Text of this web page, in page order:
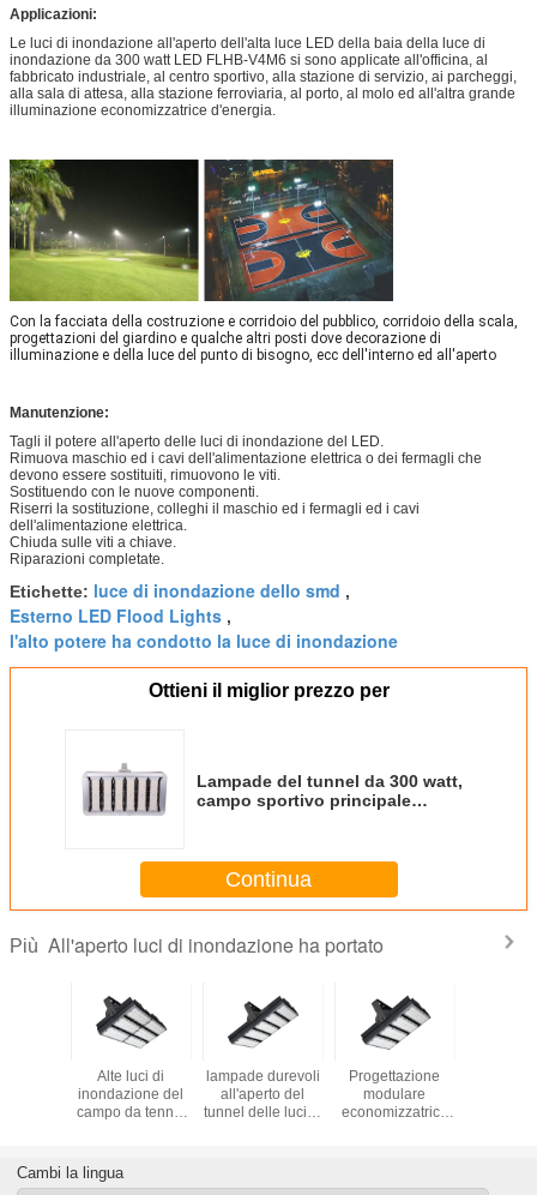
Applicazioni:
Le luci di inondazione all'aperto dell'alta luce LED della baia della luce di
inondazione da 300 watt LED FLHB-V4M6 si sono applicate all'officina, al
fabbricato industriale, al centro sportivo, alla stazione di servizio, ai parcheggi,
alla sala di attesa, alla stazione ferroviaria, al porto, al molo ed all'altra grande
illuminazione economizzatrice d'energia.
Con la facciata della costruzione e corridoio del pubblico, corridoio della scala,
progettazioni del giardino e qualche altri posti dove decorazione di
illuminazione e della luce del punto di bisogno, ecc dell'interno ed all'aperto
Manutenzione:
Tagli il potere all'aperto delle luci di inondazione del LED.
Rimuova maschio ed i cavi dell'alimentazione elettrica o dei fermagli che
devono essere sostituiti, rimuovono le viti.
Sostituendo con le nuove componenti.
Riserri la sostituzione, colleghi il maschio ed i fermagli ed i cavi
dell'alimentazione elettrica.
Chiuda sulle viti a chiave.
Riparazioni completate.
Etichette: luce di inondazione dello smd ,
Esterno LED Flood Lights ,
l'alto potere ha condotto la luce di inondazione
Ottieni il miglior prezzo per
Lampade del tunnel da 300 watt,
campo sportivo principale
Continua
Più All'aperto luci di inondazione ha portato
di
vita
Alte luci di
inondazione del
campo da tennis
radiazione di IR o
UV
lampade durevoli
all'aperto del
tunnel delle luci di
Progettazione
modulare
economizzatrice
illuminazione
Cambi la lingua